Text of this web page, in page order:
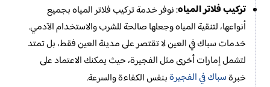
تركيب فلاتر المياه: نوفر خدمة تركيب فلاتر المياه بجميع
أنواعها، لتنقية المياه وجعلها صالحة للشرب والاستخدام الآدمي.
خدمات سباك في العين لا تقتصر على مدينة العين فقط، بل تمتد
لتشمل إمارات أخرى مثل الفجيرة، حيث يمكنك الاعتماد على
خبرةسباك في الفجيرةبنفس الكفاءة والسرعة.